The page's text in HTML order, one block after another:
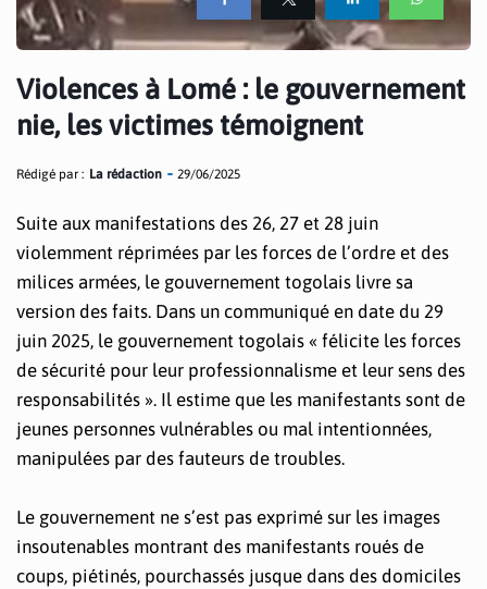
Violences à Lomé : le gouvernement
nie, les victimes témoignent
Rédigé par : La rédaction 29/06/2025
Suite aux manifestations des 26, 27 et 28 juin
violemment réprimées par les forces de l’ordre et des
milices armées, le gouvernement togolais livre sa
version des faits. Dans un communiqué en date du 29
juin 2025, le gouvernement togolais « félicite les forces
de sécurité pour leur professionnalisme et leur sens des
responsabilités ». Il estime que les manifestants sont de
jeunes personnes vulnérables ou mal intentionnées,
manipulées par des fauteurs de troubles.
Le gouvernement ne s’est pas exprimé sur les images
insoutenables montrant des manifestants roués de
coups, piétinés, pourchassés jusque dans des domiciles